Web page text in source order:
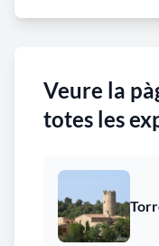
Veure la
totes les